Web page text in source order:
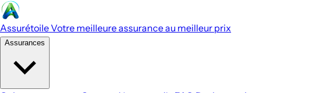
AssurétoileVotre meilleure assurance au meilleur prix
Assurances